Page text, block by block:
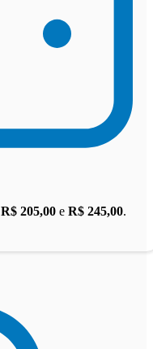
R$ 205,00 e R$ 245,00.